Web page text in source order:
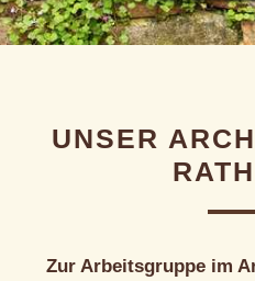
UNSER
Zur Arbeitsgruppe im